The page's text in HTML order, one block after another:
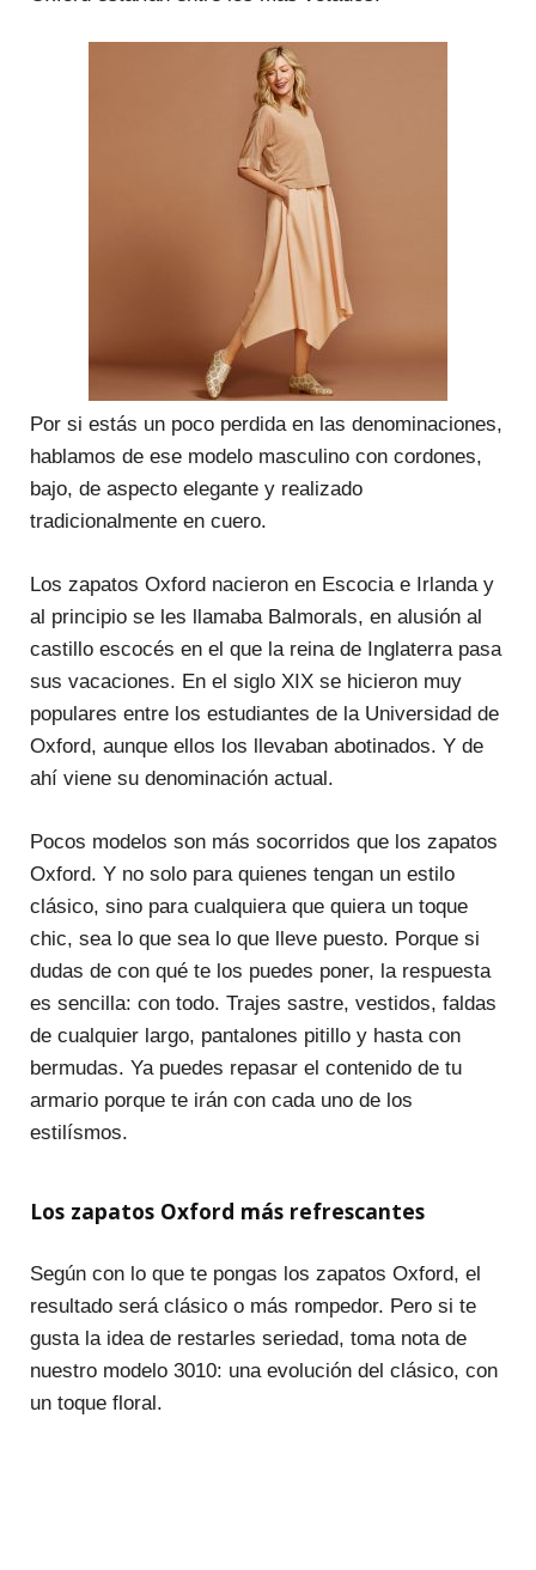
Por si estás un poco perdida en las denominaciones,
hablamos de ese modelo masculino con cordones,
bajo, de aspecto elegante y realizado
tradicionalmente en cuero.
Los zapatos Oxford nacieron en Escocia e Irlanda y
al principio se les llamaba Balmorals, en alusión al
castillo escocés en el que la reina de Inglaterra pasa
sus vacaciones. En el siglo XIX se hicieron muy
populares entre los estudiantes de la Universidad de
Oxford, aunque ellos los llevaban abotinados. Y de
ahí viene su denominación actual.
Pocos modelos son más socorridos que los zapatos
Oxford. Y no solo para quienes tengan un estilo
clásico, sino para cualquiera que quiera un toque
chic, sea lo que sea lo que lleve puesto. Porque si
dudas de con qué te los puedes poner, la respuesta
es sencilla: con todo. Trajes sastre, vestidos, faldas
de cualquier largo, pantalones pitillo y hasta con
bermudas. Ya puedes repasar el contenido de tu
armario porque te irán con cada uno de los
estilísmos.
Los zapatos Oxford más refrescantes
Según con lo que te pongas los zapatos Oxford, el
resultado será clásico o más rompedor. Pero si te
gusta la idea de restarles seriedad, toma nota de
nuestro modelo 3010: una evolución del clásico, con
un toque floral.